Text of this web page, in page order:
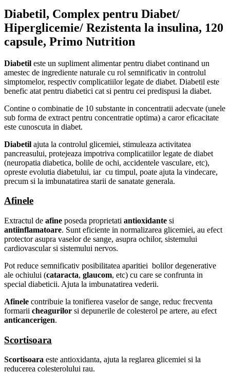
Diabetil, Complex pentru Diabet/
Hiperglicemie/ Rezistenta la insulina, 120
capsule, Primo Nutrition
Diabetil este un supliment alimentar pentru diabet continand un
amestec de ingrediente naturale cu rol semnificativ in controlul
simptomelor, respectiv complicatiilor legate de diabet. Diabetil este
benefic atat pentru diabetici cat si pentru cei predispusi la diabet.
Contine o combinatie de 10 substante in concentratii adecvate (unele
sub forma de extract pentru concentratie optima) a caror eficacitate
este cunoscuta in diabet.
Diabetil ajuta la controlul glicemiei, stimuleaza activitatea
pancreasului, protejeaza impotriva complicatiilor legate de diabet
(neuropatia diabetica, bolile de ochi, accidentele vasculare, etc),
opreste evolutia diabetului, iar cu timpul, poate ajuta la vindecare,
precum si la imbunatatirea starii de sanatate generala.
Afinele
Extractul de afine poseda proprietati antioxidante si
antiinflamatoare. Sunt eficiente in normalizarea glicemiei, au efect
protector asupra vaselor de sange, asupra ochilor, sistemului
cardiovascular si sistemului nervos.
Pot reduce semnificativ posibilitatea aparitiei bolilor degenerative
ale ochiului (cataracta, glaucom, etc) cu care se confrunta in
special diabeticii. Ajuta la imbunatatirea vederii.
Afinele contribuie la tonifierea vaselor de sange, reduc frecventa
formarii cheagurilor si depunerile de colesterol pe artere, au efect
anticancerigen.
Scortisoara
Scortisoara este antioxidanta, ajuta la reglarea glicemiei si la
reducerea colesterolului rau.